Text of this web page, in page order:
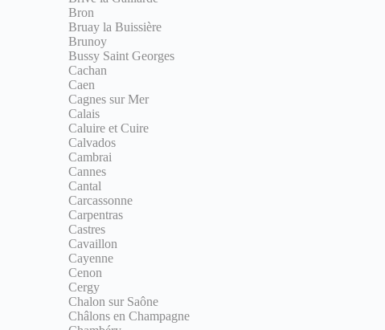
Bron
Bruay la Buissière
Brunoy
Bussy Saint Georges
Cachan
Caen
Cagnes sur Mer
Calais
Caluire et Cuire
Calvados
Cambrai
Cannes
Cantal
Carcassonne
Carpentras
Castres
Cavaillon
Cayenne
Cenon
Cergy
Chalon sur Saône
Châlons en Champagne